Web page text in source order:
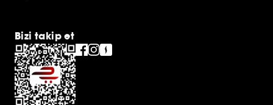
Bizi takip et